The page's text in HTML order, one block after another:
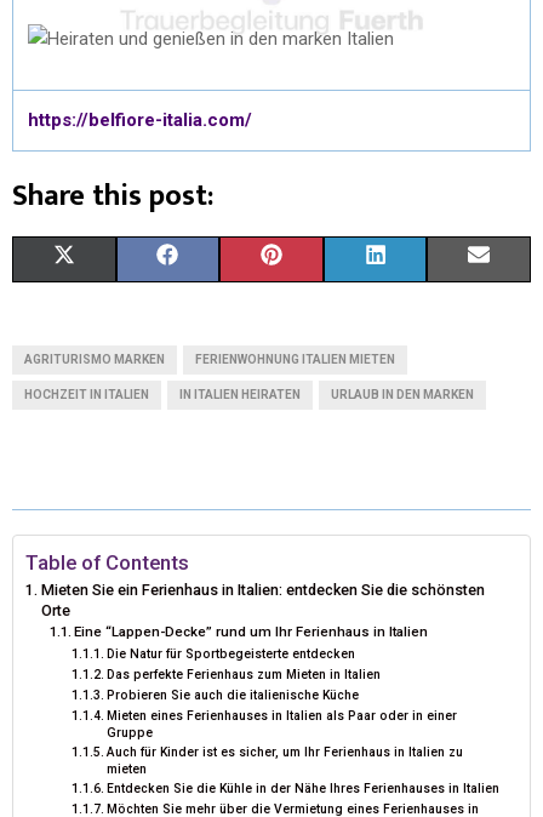
https://belfiore-italia.com/
Share this post:
W
E
)
E T K
AGRITURISMO MARKEN FERIENWOHNUNG ITALIEN MIETEN
HOCHZEIT IN ITALIEN IN ITALIEN HEIRATEN URLAUB IN DEN MARKEN
Table of Contents
Mieten Sie ein Ferienhaus in Italien: entdecken Sie die schönsten
Orte
Eine “Lappen-Decke” rund um Ihr Ferienhaus in Italien
Die Natur für Sportbegeisterte entdecken
Das perfekte Ferienhaus zum Mieten in Italien
Probieren Sie auch die italienische Küche
Mieten eines Ferienhauses in Italien als Paar oder in einer
Gruppe
Auch für Kinder ist es sicher, um Ihr Ferienhaus in Italien zu
mieten
Entdecken Sie die Kühle in der Nähe Ihres Ferienhauses in Italien
Möchten Sie mehr über die Vermietung eines Ferienhauses in